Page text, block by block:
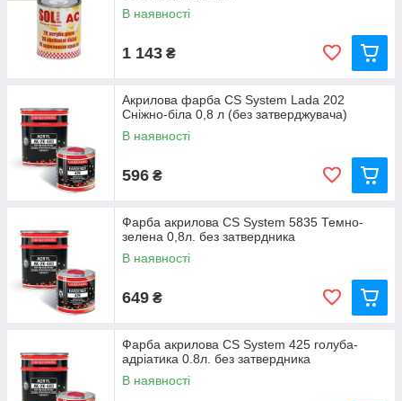
В наявності
1 143 ₴
Акрилова фарба CS System Lada 202
Сніжно-біла 0,8 л (без затверджувача)
В наявності
596 ₴
Фарба акрилова CS System 5835 Темно-
зелена 0,8л. без затвердника
В наявності
649 ₴
Фарба акрилова CS System 425 голуба-
адріатика 0.8л. без затвердника
В наявності